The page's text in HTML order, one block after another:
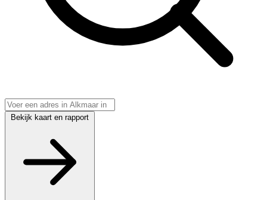
Bekijk kaart en rapport